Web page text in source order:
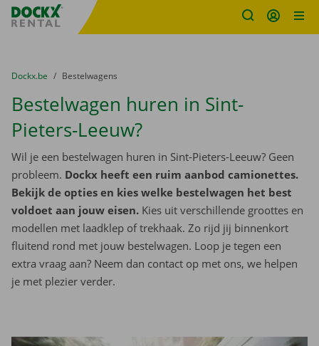
Fratello DEMO
U bevindt zich hier:
van
Dockx.be naar
Bestelwagens
Bestelwagen huren in Sint-
Pieters-Leeuw?
Wil je een bestelwagen huren in Sint-Pieters-Leeuw? Geen
probleem. Dockx heeft een ruim aanbod camionettes.
Bekijk de opties en kies welke bestelwagen het best
voldoet aan jouw eisen. Kies uit verschillende groottes en
modellen met laadklep of trekhaak. Zo rijd jij binnenkort
fluitend rond met jouw bestelwagen. Loop je tegen een
extra vraag aan? Neem dan contact op met ons, we helpen
je met plezier verder.